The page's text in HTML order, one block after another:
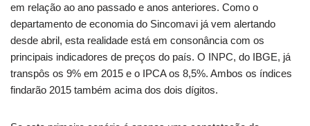
em relação ao ano passado e anos anteriores. Como o
departamento de economia do Sincomavi já vem alertando
desde abril, esta realidade está em consonância com os
principais indicadores de preços do país. O INPC, do IBGE, já
transpôs os 9% em 2015 e o IPCA os 8,5%. Ambos os índices
findarão 2015 também acima dos dois dígitos.